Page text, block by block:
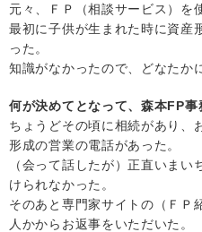
元々、ＦＰ（相談サービス）を
最初に子供が生まれた時に資産
った。
知識がなかったので、どなたか
何が決めてとなって、森本FP事
ちょうどその頃に相続があり、
形成の営業の電話があった。
（会って話したが）正直いま
けられなかった。
そのあと専門家サイトの（ＦＰ
人かからお返事をいただいた。